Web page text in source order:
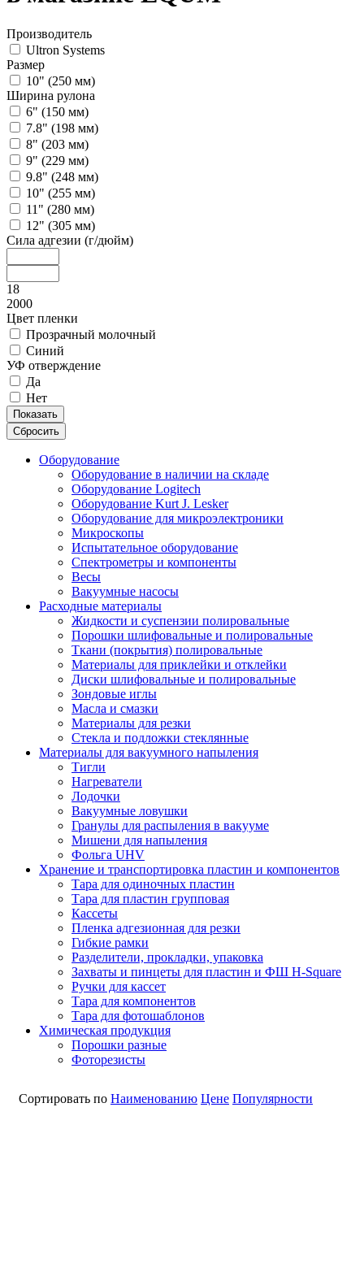
Производитель
Ultron Systems
Размер
10" (250 мм)
Ширина рулона
6" (150 мм)
7.8" (198 мм)
8" (203 мм)
9" (229 мм)
9.8" (248 мм)
10" (255 мм)
11" (280 мм)
12" (305 мм)
Сила адгезии (г/дюйм)
18
2000
Цвет пленки
Прозрачный молочный
Синий
УФ отверждение
Да
Нет
Показать
Сбросить
Оборудование
Оборудование в наличии на складе
Оборудование Logitech
Оборудование Kurt J. Lesker
Оборудование для микроэлектроники
Микроскопы
Испытательное оборудование
Спектрометры и компоненты
Весы
Вакуумные насосы
Расходные материалы
Жидкости и суспензии полировальные
Порошки шлифовальные и полировальные
Ткани (покрытия) полировальные
Материалы для приклейки и отклейки
Диски шлифовальные и полировальные
Зондовые иглы
Масла и смазки
Материалы для резки
Стекла и подложки стеклянные
Материалы для вакуумного напыления
Тигли
Нагреватели
Лодочки
Вакуумные ловушки
Гранулы для распыления в вакууме
Мишени для напыления
Фольга UHV
Хранение и транспортировка пластин и компонентов
Тара для одиночных пластин
Тара для пластин групповая
Кассеты
Пленка адгезионная для резки
Гибкие рамки
Разделители, прокладки, упаковка
Захваты и пинцеты для пластин и ФШ H-Square
Ручки для кассет
Тара для компонентов
Тара для фотошаблонов
Химическая продукция
Порошки разные
Фоторезисты
Сортировать по Наименованию Цене Популярности